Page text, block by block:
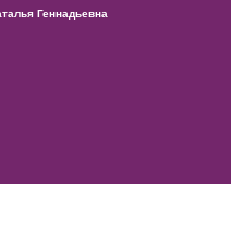
Геннадьевна